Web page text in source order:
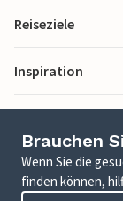
Reiseziele
Inspiration
Brauchen
Wenn Sie die
finden können,